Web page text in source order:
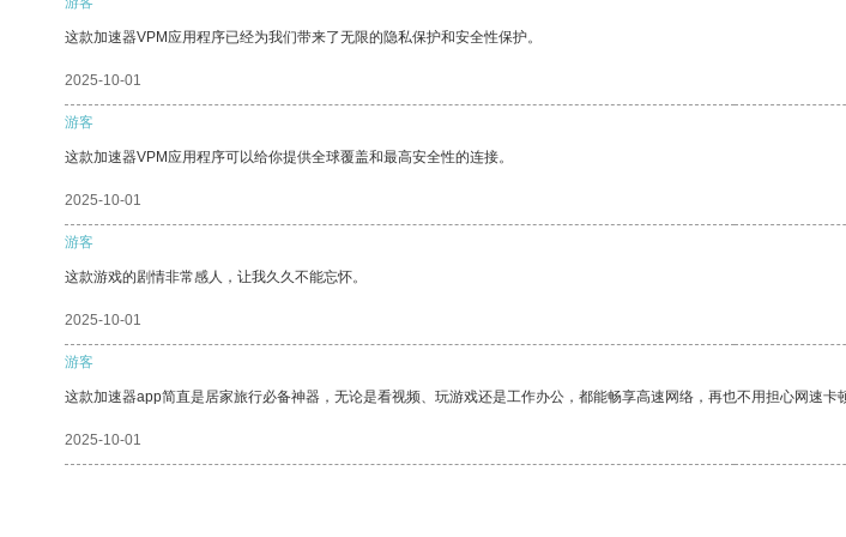
这款加速器VPM应用程序已经为我们带来了无限的隐私保护和安全性保护。
2025-10-01
游客
这款加速器VPM应用程序可以给你提供全球覆盖和最高安全性的连接。
2025-10-01
游客
这款游戏的剧情非常感人，让我久久不能忘怀。
2025-10-01
游客
这款加速器app简直是居家旅行必备神器，无论是看视频、玩游戏还是工作办公，都能畅享高速网络，再也不用担心网速
2025-10-01